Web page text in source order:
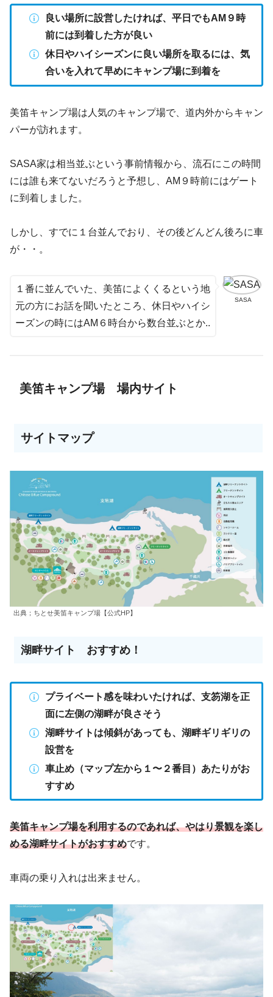
良い場所に設営したければ、平日でもAM９時
前には到着した方が良い
休日やハイシーズンに良い場所を取るには、気
合いを入れて早めにキャンプ場に到着を
美笛キャンプ場は人気のキャンプ場で、道内外からキャン
パーが訪れます。
SASA家は相当並ぶという事前情報から、流石にこの時間
には誰も来てないだろうと予想し、AM９時前にはゲート
に到着しました。
しかし、すでに１台並んでおり、その後どんどん後ろに車
が・・。
SASA
１番に並んでいた、美笛によくくるという地
元の方にお話を聞いたところ、休日やハイシ
ーズンの時にはAM６時台から数台並ぶとか..
美笛キャンプ場 場内サイト
サイトマップ
出典；ちとせ美笛キャンプ場【公式HP】
湖畔サイト おすすめ！
プライベート感を味わいたければ、支笏湖を正
面に左側の湖畔が良さそう
湖畔サイトは傾斜があっても、湖畔ギリギリの
設営を
車止め（マップ左から１〜２番目）あたりがお
すすめ
美笛キャンプ場を利用するのであれば、やはり景観を楽し
める湖畔サイトがおすすめです。
車両の乗り入れは出来ません。